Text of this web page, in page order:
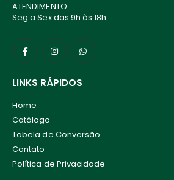
ATENDIMENTO:
Seg a Sex das 9h às 18h
LINKS RÁPIDOS
Home
Catálogo
Tabela de Conversão
Contato
Política de Privacidade